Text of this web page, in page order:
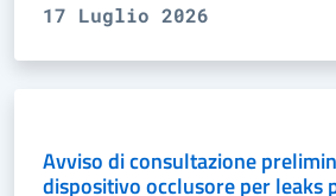
17 Luglio 2026
Avviso di consultazione
dispositivo occlusore per leaks